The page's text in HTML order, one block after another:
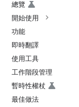
總覽
開始使用
功能
即時翻譯
使用工具
工作階段管理
暫時性權杖
最佳做法